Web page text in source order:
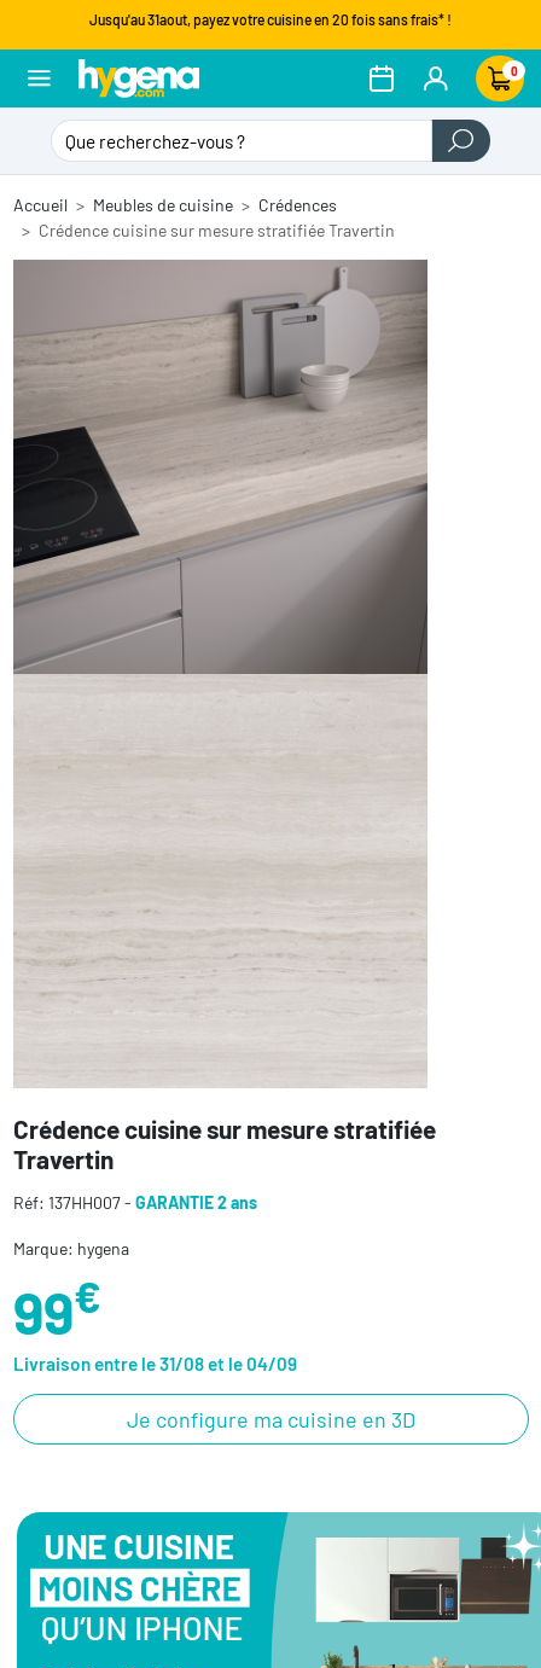
Jusqu'au 31aout, payez votre cuisine en 20 fois sans frais* !
0
Accueil Meubles de cuisine
Crédences
Crédence cuisine sur mesure stratifiée Travertin
Crédence cuisine sur mesure stratifiée
Travertin
Réf: 137HH007 - GARANTIE 2 ans
Marque: hygena
99€
Livraison entre le 31/08 et le 04/09
Je configure ma cuisine en 3D